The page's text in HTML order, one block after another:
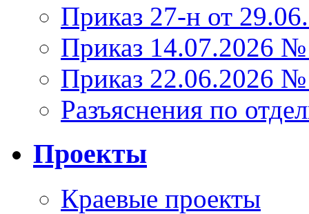
Приказ 27-н от
Приказ 14.07.2026
Приказ 22.06.2026
Разъяснения по
Проекты
Краевые проекты